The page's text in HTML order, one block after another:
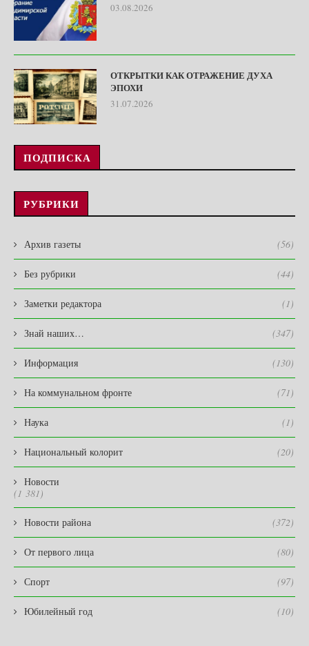
03.08.2026
ОТКРЫТКИ КАК ОТРАЖЕНИЕ ДУХА
ЭПОХИ
31.07.2026
ПОДПИСКА
РУБРИКИ
Архив газеты (56)
Без рубрики (44)
Заметки редактора (1)
Знай наших… (347)
Информация (130)
На коммунальном фронте (71)
Наука (1)
Национальный колорит (20)
Новости
(1 381)
Новости района (372)
От первого лица (80)
Спорт (97)
Юбилейный год (10)